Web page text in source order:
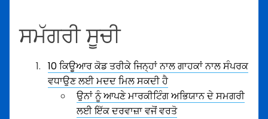
ਸਮੱਗਰੀ ਸੂਚੀ
10 ਕਿਊਆਰ ਕੋਡ ਤਰੀਕੇ ਜਿਨ੍ਹਾਂ ਨਾਲ ਗਾਹਕਾਂ ਨਾਲ ਸੰਪਰਕ
ਵਧਾਉਣ ਲਈ ਮਦਦ ਮਿਲ ਸਕਦੀ ਹੈ
ਉਨਾਂ ਨੂੰ ਆਪਣੇ ਮਾਰਕੀਟਿੰਗ ਅਭਿਯਾਨ ਦੇ ਸਮਗਰੀ
ਲਈ ਇੱਕ ਦਰਵਾਜ਼ਾ ਵਜੋਂ ਵਰਤੋ